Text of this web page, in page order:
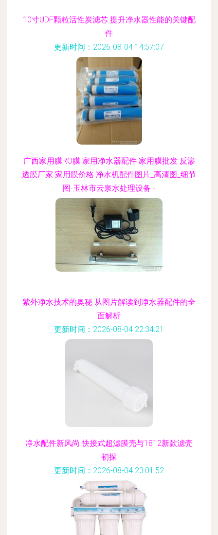
10寸UDF颗粒活性炭滤芯 提升净水器性能的关键配
件
更新时间：2026-08-04 14:57:07
广西家用膜RO膜 家用净水器配件 家用膜批发 反渗
透膜厂家 家用膜价格 净水机配件图片_高清图_细节
图-玉林市云泉水处理设备 -
更新时间：2026-08-04 17:29:57
紫外净水技术的奥秘 从图片解读到净水器配件的全
面解析
更新时间：2026-08-04 22:34:21
净水配件新风尚 快接式超滤膜壳与1812新款滤壳
初探
更新时间：2026-08-04 23:01:52